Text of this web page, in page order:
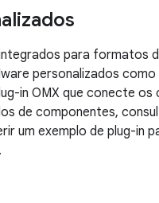
para formatos
personalizados
in OMX que conecte
de componentes,
um exemplo de plug-in
.